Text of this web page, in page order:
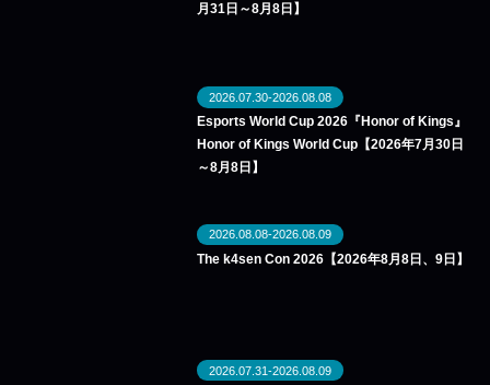
月31日～8月8日】
2026.07.30-2026.08.08
Esports World Cup 2026『Honor of Kings』
Honor of Kings World Cup【2026年7月30日
～8月8日】
2026.08.08-2026.08.09
The k4sen Con 2026【2026年8月8日、9日】
2026.07.31-2026.08.09